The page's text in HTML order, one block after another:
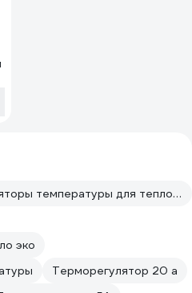
Двухфазные терморегуляторы температуры для теплого пола
эко
Терморегулятор 20 а